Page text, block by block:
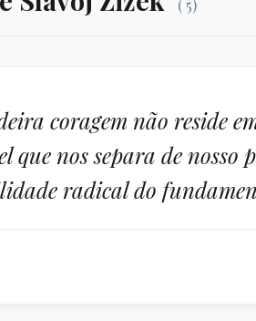
( 5)
coragem não reside
que nos separa de nosso
radical do